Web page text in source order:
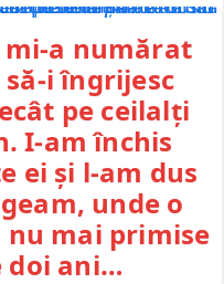
mi-a numărat
i îngrijesc
pe ceilalți
I-am închis
ei și l-am dus
unde o
nu mai primise
doi ani…